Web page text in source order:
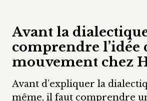
Avant la
comprendre l’idée
mouvement chez
Avant d’expliquer la
même, il faut comprendre